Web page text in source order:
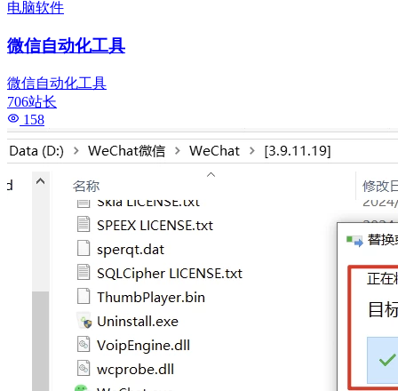
电脑软件
微信自动化工具
微信自动化工具
706站长
158